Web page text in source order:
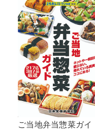
ご当地弁当惣菜ガイ